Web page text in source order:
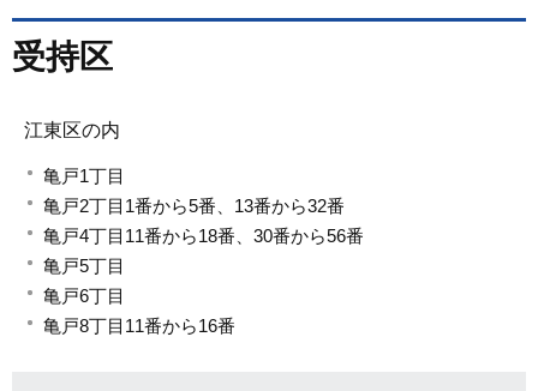
受持区
江東区の内
亀戸1丁目
亀戸2丁目1番から5番、13番から32番
亀戸4丁目11番から18番、30番から56番
亀戸5丁目
亀戸6丁目
亀戸8丁目11番から16番